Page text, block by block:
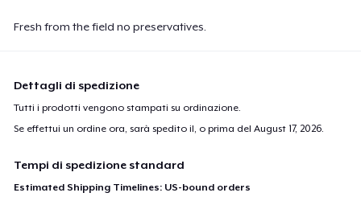
Fresh from the field no preservatives.
Dettagli di spedizione
Tutti i prodotti vengono stampati su ordinazione.
Se effettui un ordine ora, sarà spedito il, o prima delAugust 17, 2026
Tempi di spedizione standard
Estimated Shipping Timelines: US-bound orders